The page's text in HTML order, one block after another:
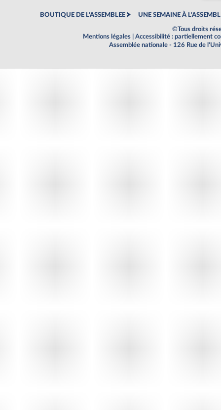
BOUTIQUE DE L'ASSEMBLEE UNE SEMAINE À
©Tous droits
Mentions légales
Accessibilité : partiellement
Assemblée nationale - 126 Rue de